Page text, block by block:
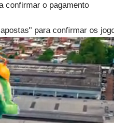
confirmar o pagamento
para confirmar os